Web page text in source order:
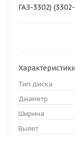
ГАЗ-3302)
Характеристики
Тип диска
Диаметр
Ширина
Вылет